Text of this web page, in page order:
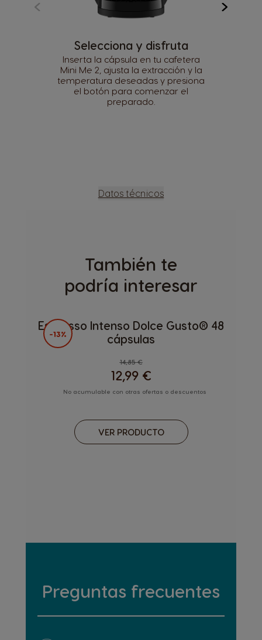
Selecciona y disfruta
Inserta la cápsula en tu cafetera
Mini Me 2, ajusta la extracción y la
temperatura deseadas y presiona
el botón para comenzar el
preparado.
Datos técnicos
También te
podría interesar
-13%
Espresso Intenso Dolce Gusto® 48
cápsulas
Regular Price
14,85 €
12,99 €
No acumulable con otras ofertas o descuentos
VER PRODUCTO
Preguntas frecuentes